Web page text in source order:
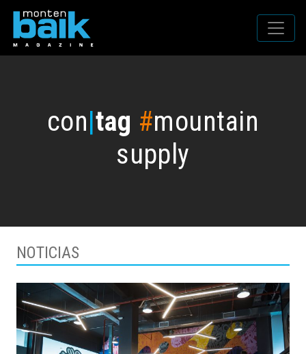
con|tag #mountain
supply
NOTICIAS